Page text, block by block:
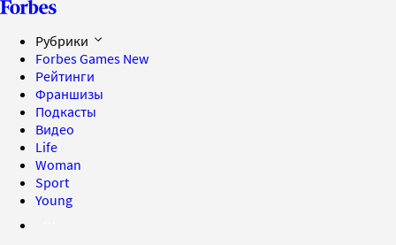
Рубрики
Forbes Games New
Рейтинги
Франшизы
Подкасты
Видео
Life
Woman
Sport
Young